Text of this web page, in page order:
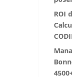
ROI